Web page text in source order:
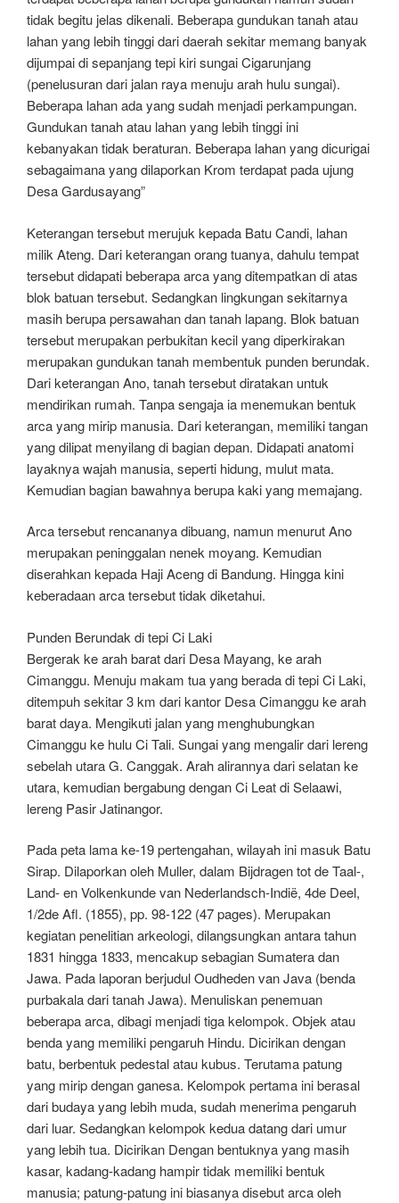
tidak begitu jelas dikenali. Beberapa gundukan tanah atau
lahan yang lebih tinggi dari daerah sekitar memang banyak
dijumpai di sepanjang tepi kiri sungai Cigarunjang
(penelusuran dari jalan raya menuju arah hulu sungai).
Beberapa lahan ada yang sudah menjadi perkampungan.
Gundukan tanah atau lahan yang lebih tinggi ini
kebanyakan tidak beraturan. Beberapa lahan yang dicurigai
sebagaimana yang dilaporkan Krom terdapat pada ujung
Desa Gardusayang”
Keterangan tersebut merujuk kepada Batu Candi, lahan
milik Ateng. Dari keterangan orang tuanya, dahulu tempat
tersebut didapati beberapa arca yang ditempatkan di atas
blok batuan tersebut. Sedangkan lingkungan sekitarnya
masih berupa persawahan dan tanah lapang. Blok batuan
tersebut merupakan perbukitan kecil yang diperkirakan
merupakan gundukan tanah membentuk punden berundak.
Dari keterangan Ano, tanah tersebut diratakan untuk
mendirikan rumah. Tanpa sengaja ia menemukan bentuk
arca yang mirip manusia. Dari keterangan, memiliki tangan
yang dilipat menyilang di bagian depan. Didapati anatomi
layaknya wajah manusia, seperti hidung, mulut mata.
Kemudian bagian bawahnya berupa kaki yang memajang.
Arca tersebut rencananya dibuang, namun menurut Ano
merupakan peninggalan nenek moyang. Kemudian
diserahkan kepada Haji Aceng di Bandung. Hingga kini
keberadaan arca tersebut tidak diketahui.
Punden Berundak di tepi Ci Laki
Bergerak ke arah barat dari Desa Mayang, ke arah
Cimanggu. Menuju makam tua yang berada di tepi Ci Laki,
ditempuh sekitar 3 km dari kantor Desa Cimanggu ke arah
barat daya. Mengikuti jalan yang menghubungkan
Cimanggu ke hulu Ci Tali. Sungai yang mengalir dari lereng
sebelah utara G. Canggak. Arah alirannya dari selatan ke
utara, kemudian bergabung dengan Ci Leat di Selaawi,
lereng Pasir Jatinangor.
Pada peta lama ke-19 pertengahan, wilayah ini masuk Batu
Sirap. Dilaporkan oleh Muller, dalam Bijdragen tot de Taal-,
Land- en Volkenkunde van Nederlandsch-Indië, 4de Deel,
1/2de Afl. (1855), pp. 98-122 (47 pages). Merupakan
kegiatan penelitian arkeologi, dilangsungkan antara tahun
1831 hingga 1833, mencakup sebagian Sumatera dan
Jawa. Pada laporan berjudul Oudheden van Java (benda
purbakala dari tanah Jawa). Menuliskan penemuan
beberapa arca, dibagi menjadi tiga kelompok. Objek atau
benda yang memiliki pengaruh Hindu. Dicirikan dengan
batu, berbentuk pedestal atau kubus. Terutama patung
yang mirip dengan ganesa. Kelompok pertama ini berasal
dari budaya yang lebih muda, sudah menerima pengaruh
dari luar. Sedangkan kelompok kedua datang dari umur
yang lebih tua. Dicirikan Dengan bentuknya yang masih
kasar, kadang-kadang hampir tidak memiliki bentuk
manusia; patung-patung ini biasanya disebut arca oleh